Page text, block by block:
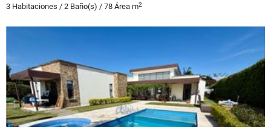
3 Habitaciones / 2 Baño(s) / 78 Área m2